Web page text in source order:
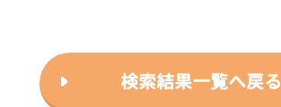
検索結果一覧へ戻る